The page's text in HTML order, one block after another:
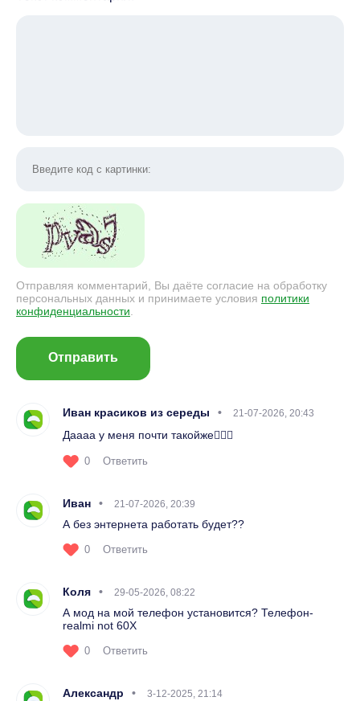
Отправляя комментарий, Вы даёте согласие на обработку
персональных данных и принимаете условия политики
конфиденциальности.
Отправить
Иван красиков из середы 21-07-2026, 20:43
Даааа у меня почти такойже🫪🫪🫪
0 Ответить
Иван 21-07-2026, 20:39
А без энтернета работать будет??
0 Ответить
Коля 29-05-2026, 08:22
А мод на мой телефон установится? Телефон-
realmi not 60X
0 Ответить
Александр 3-12-2025, 21:14